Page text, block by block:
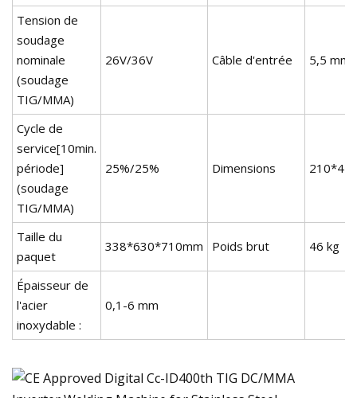
Tension de
soudage
nominale
(soudage
TIG/MMA)
26V/36V Câble d'entrée 5,5 mm2
Cycle de
service[10min.
période]
(soudage
TIG/MMA)
25%/25% Dimensions
Taille du
paquet
338*630*710mm Poids brut 46 kg
Épaisseur de
l'acier
inoxydable :
0,1-6 mm